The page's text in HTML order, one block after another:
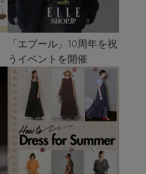
「エブール」10周年を祝
うイベントを開催